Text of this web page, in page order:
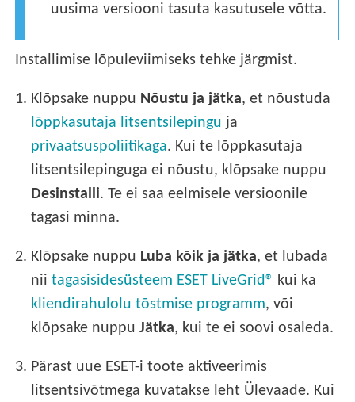
uusima versiooni tasuta kasutusele võtta.
Installimise lõpuleviimiseks tehke järgmist.
1. Klõpsake nuppu Nõustu ja jätka, et nõustuda
lõppkasutaja litsentsilepingu ja
privaatsuspoliitikaga. Kui te lõppkasutaja
litsentsilepinguga ei nõustu, klõpsake nuppu
Desinstalli. Te ei saa eelmisele versioonile
tagasi minna.
2. Klõpsake nuppu Luba kõik ja jätka, et lubada
niitagasisidesüsteem ESET LiveGrid® kui ka
kliendirahulolu tõstmise programm, või
klõpsake nuppuJätka, kui te ei soovi osaleda.
3. Pärast uue ESET-i toote aktiveerimis
litsentsivõtmega kuvatakse leht Ülevaade. Kui